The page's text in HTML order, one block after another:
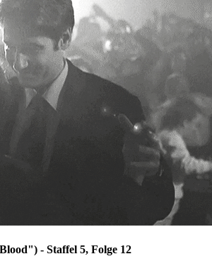
- Staffel 5, Folge 12